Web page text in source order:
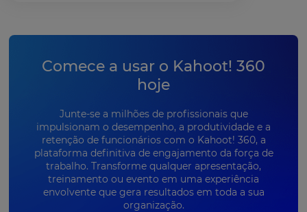
Comece a usar o Kahoot! 360
hoje
Junte-se a milhões de profissionais que
impulsionam o desempenho, a produtividade e a
retenção de funcionários com o Kahoot! 360, a
plataforma definitiva de engajamento da força de
trabalho. Transforme qualquer apresentação,
treinamento ou evento em uma experiência
envolvente que gera resultados em toda a sua
organização.